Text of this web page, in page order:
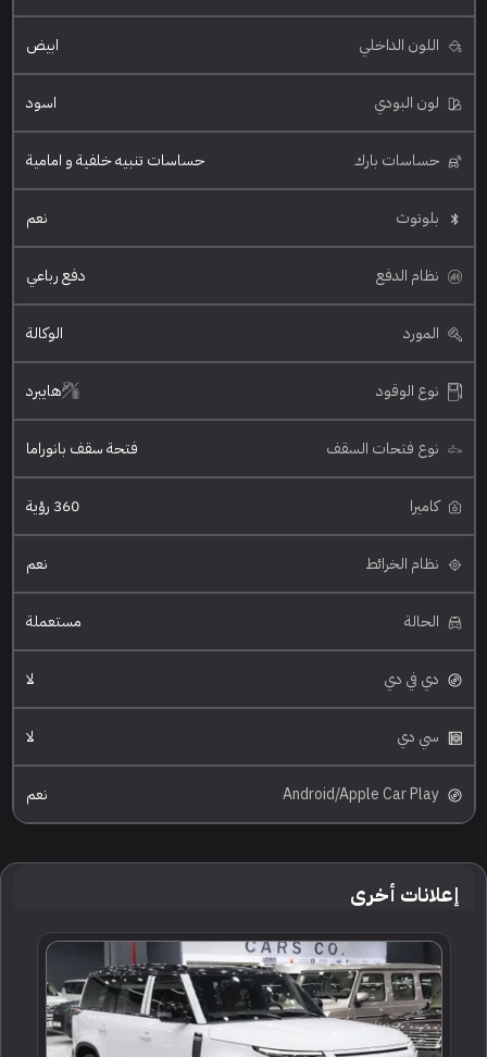
اللون الداخلي ابيض
لون البودي اسود
حساسات بارك حساسات تنبيه خلفية و امامية
بلوتوث نعم
نظام الدفع دفع رباعي
المورد الوكالة
نوع الوقود هايبرد
نوع فتحات السقف فتحة سقف بانوراما
كاميرا 360 رؤية
نظام الخرائط نعم
الحالة مستعملة
دي في دي لا
سي دي لا
Android/Apple Car Play نعم
إعلانات أخرى